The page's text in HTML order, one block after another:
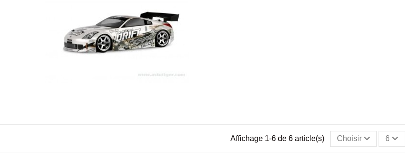
Affichage 1-6 de 6 article(s) Choisir 6